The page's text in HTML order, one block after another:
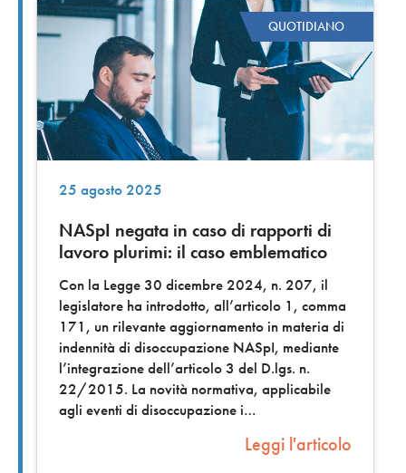
QUOTIDIANO
25 agosto 2025
NASpI negata in caso di rapporti di
lavoro plurimi: il caso emblematico
Con la Legge 30 dicembre 2024, n. 207, il
legislatore ha introdotto, all’articolo 1, comma
171, un rilevante aggiornamento in materia di
indennità di disoccupazione NASpI, mediante
l’integrazione dell’articolo 3 del D.lgs. n.
22/2015. La novità normativa, applicabile
agli eventi di disoccupazione i
Leggi l'articolo